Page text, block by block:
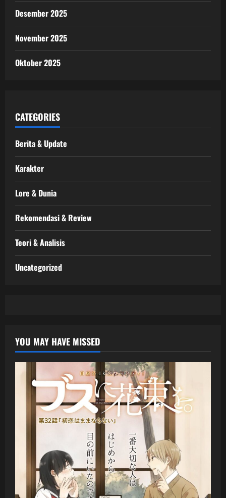
Desember 2025
November 2025
Oktober 2025
CATEGORIES
Berita & Update
Karakter
Lore & Dunia
Rekomendasi & Review
Teori & Analisis
Uncategorized
YOU MAY HAVE MISSED